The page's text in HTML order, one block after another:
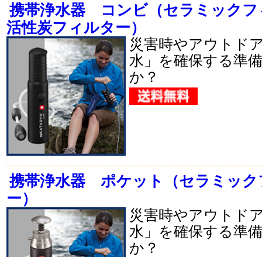
携帯浄水器 コンビ（セラミックフ
活性炭フィルター）
災害時やアウトド
水」を確保する準
か？
携帯浄水器 ポケット（セラミック
ー）
災害時やアウトド
水」を確保する準
か？